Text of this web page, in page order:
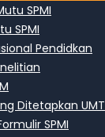
SPMI
SPMI
Pendidkan
Ditetapkan UMT
SPMI